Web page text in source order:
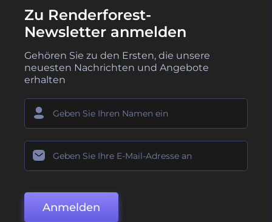
Zu Renderforest-
Newsletter anmelden
Gehören Sie zu den Ersten, die unsere
neuesten Nachrichten und Angebote
erhalten
Anmelden